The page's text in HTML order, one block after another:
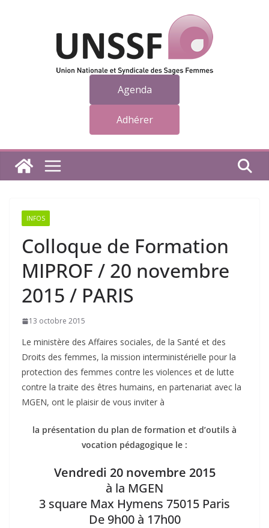
Agenda
Adhérer
INFOS
Colloque de Formation
MIPROF / 20 novembre
2015 / PARIS
13 octobre 2015
Le ministère des Affaires sociales, de la Santé et des
Droits des femmes, la mission interministérielle pour la
protection des femmes contre les violences et de lutte
contre la traite des êtres humains, en partenariat avec la
MGEN, ont le plaisir de vous inviter à
la présentation du plan de formation et d’outils à
vocation pédagogique le :
Vendredi 20 novembre 2015
à la MGEN
3 square Max Hymens 75015 Paris
De 9h00 à 17h00